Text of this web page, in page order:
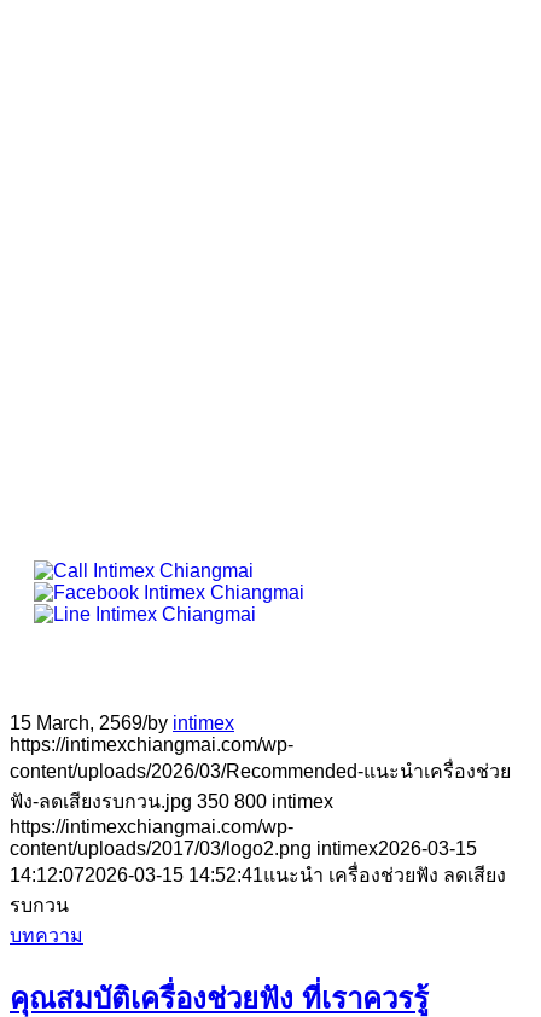
15 March, 2569/by intimex
https://intimexchiangmai.com/wp-
content/uploads/2026/03/Recommended-แนะนำเครื่องช่วย
ฟัง-ลดเสียงรบกวน.jpg 350 800 intimex
https://intimexchiangmai.com/wp-
content/uploads/2017/03/logo2.png intimex2026-03-15
14:12:072026-03-15 14:52:41แนะนำ เครื่องช่วยฟัง ลดเสียง
รบกวน
บทความ
คุณสมบัติเครื่องช่วยฟัง ที่เราควรรู้